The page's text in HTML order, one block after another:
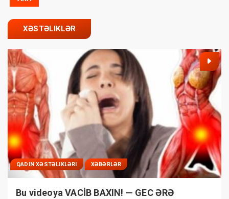
XƏSTƏLIKLƏR
QADIN XƏSTƏLIKLƏRI XƏBƏRLƏR
Bu videoya VACİB BAXIN! — GEC ƏRƏ